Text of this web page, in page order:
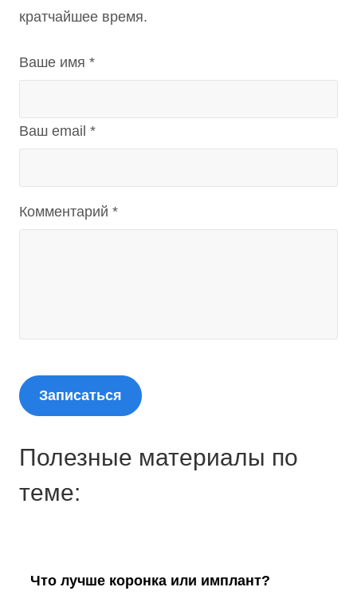
кратчайшее время.
Ваше имя *
Ваш email *
Комментарий *
Полезные материалы по
теме:
Что лучше коронка или имплант?